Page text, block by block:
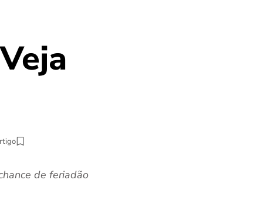
de feriadão